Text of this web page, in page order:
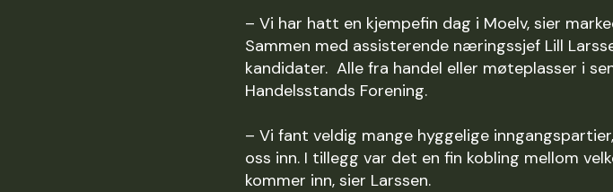
– Vi har hatt en kjempefin dag i Moelv, sier
Sammen med assisterende næringssjef Lill
kandidater. Alle fra handel eller møteplasser i
Handelsstands Forening.
– Vi fant veldig mange hyggelige
oss inn. I tillegg var det en fin kobling mellom
kommer inn, sier Larssen.